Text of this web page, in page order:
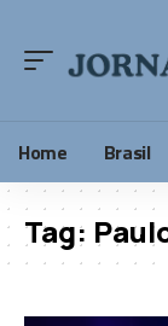
Home Brasil
Tag: